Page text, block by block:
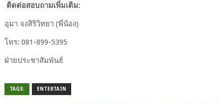
ติดต่อสอบถามเพิ่มเติม:
อุมา จงสิริวิทยา (พี่น้อง)
โทร: 081-899-5395
ฝ่ายประชาสัมพันธ์
TAGS: ENTERTAIN